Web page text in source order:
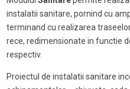
instalatii sanitare, pornind cu
terminand cu realizarea
rece, redimensionate in functie
respectiv.
Proiectul de instalatii sanitare